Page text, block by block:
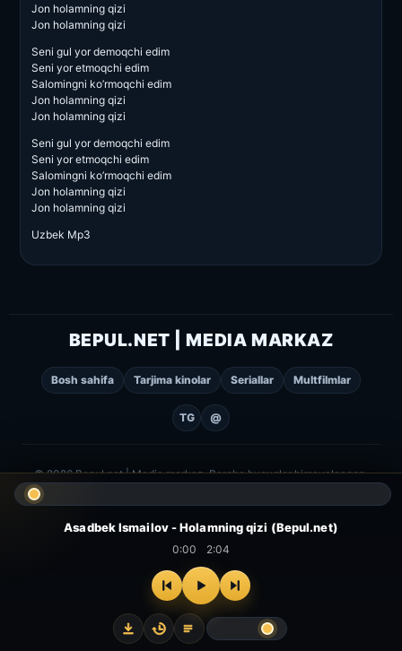
Jon holamning qizi
Jon holamning qizi
Seni gul yor demoqchi edim
Seni yor etmoqchi edim
Salomingni ko’rmoqchi edim
Jon holamning qizi
Jon holamning qizi
Seni gul yor demoqchi edim
Seni yor etmoqchi edim
Salomingni ko’rmoqchi edim
Jon holamning qizi
Jon holamning qizi
Uzbek Mp3
BEPUL.NET | MEDIA MARKAZ
Bosh sahifa Tarjima kinolar Seriallar Multfilmlar
TG @
© 2026 Bepul.net | Media markaz. Barcha huquqlar himoyalangan.
▻
Kinolar
▣
Serial
Asadbek Ismailov - Holamning qizi (Bepul.net)
0:00 2:04